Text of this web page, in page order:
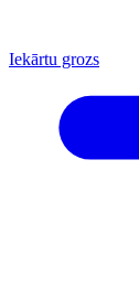
Iekārtu grozs